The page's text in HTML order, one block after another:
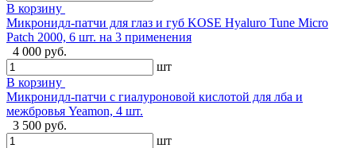
В корзину
Микронидл-патчи для глаз и губ KOSE Hyaluro Tune Micro
Patch 2000, 6 шт. на 3 применения
4 000 руб.
шт
В корзину
Микронидл-патчи с гиалуроновой кислотой для лба и
межбровья Yeamon, 4 шт.
3 500 руб.
шт